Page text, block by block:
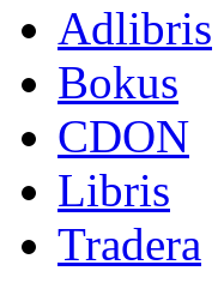
Adlibris
Bokus
CDON
Libris
Tradera